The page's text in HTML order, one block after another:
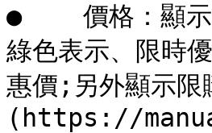
●    價格：顯示
綠色表示、限時
惠價;另外顯示
(https://